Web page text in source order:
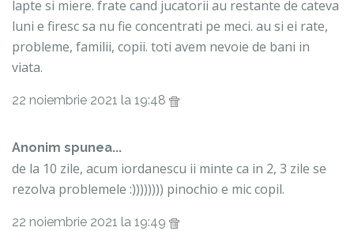
lapte si miere. frate cand jucatorii au restante de cateva
luni e firesc sa nu fie concentrati pe meci. au si ei rate,
probleme, familii, copii. toti avem nevoie de bani in
viata.
22 noiembrie 2021 la 19:48
Anonim spunea...
de la 10 zile, acum iordanescu ii minte ca in 2, 3 zile se
rezolva problemele :)))))))) pinochio e mic copil.
22 noiembrie 2021 la 19:49